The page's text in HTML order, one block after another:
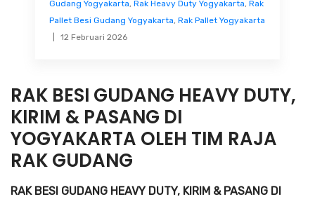
Gudang Yogyakarta Rak Heavy Duty Yogyakarta Rak
Pallet Besi Gudang Yogyakarta Rak Pallet Yogyakarta
12 Februari 2026
RAK BESI GUDANG HEAVY DUTY,
KIRIM & PASANG DI
YOGYAKARTA OLEH TIM RAJA
RAK GUDANG
RAK BESI GUDANG HEAVY DUTY, KIRIM & PASANG DI